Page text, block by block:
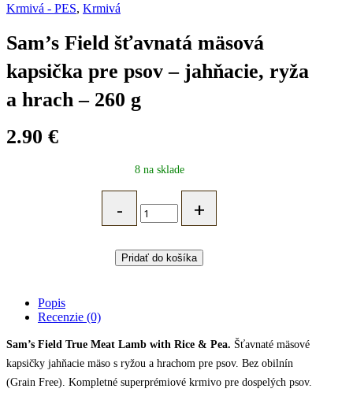
Krmivá - PES, Krmivá
Sam’s Field šťavnatá mäsová
kapsička pre psov – jahňacie, ryža
a hrach – 260 g
2.90 €
8 na sklade
Field
šťavnatá
kapsička
pre
hrach
-
260
Pridať do košíka
Popis
Recenzie (0)
Sam’s Field True Meat Lamb with Rice & Pea. Šťavnaté mäsové
kapsičky jahňacie mäso s ryžou a hrachom pre psov. Bez obilnín
(Grain Free). Kompletné superprémiové krmivo pre dospelých psov.